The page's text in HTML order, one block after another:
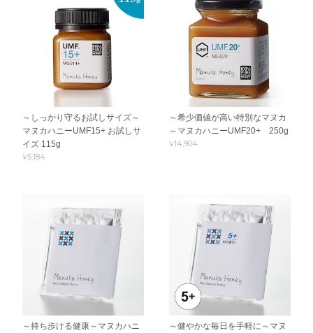
～しっかり守るお試しサイズ～
マヌカハニーUMF15+ お試しサ
イズ 115g
¥5,184
～希少価値が高い特別なマヌカ
～マヌカハニーUMF20+ 250g
¥14,904
～持ち歩ける健康～マヌカハニ
～健やかな毎日を手軽に～マヌ